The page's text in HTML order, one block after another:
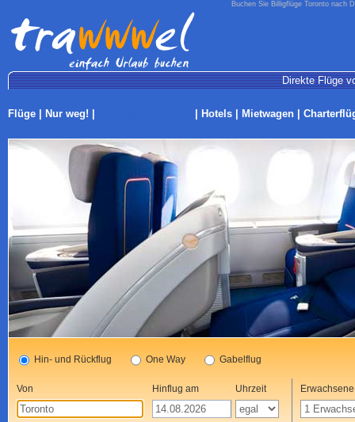
Buchen Sie Billigflüge Toronto nach
Direkte Flüge
Flüge Nur weg! Hotels Mietwagen
Hin- und Rückflug One Way Gabelflug
Von Hinflug am Uhrzeit Erwachsene